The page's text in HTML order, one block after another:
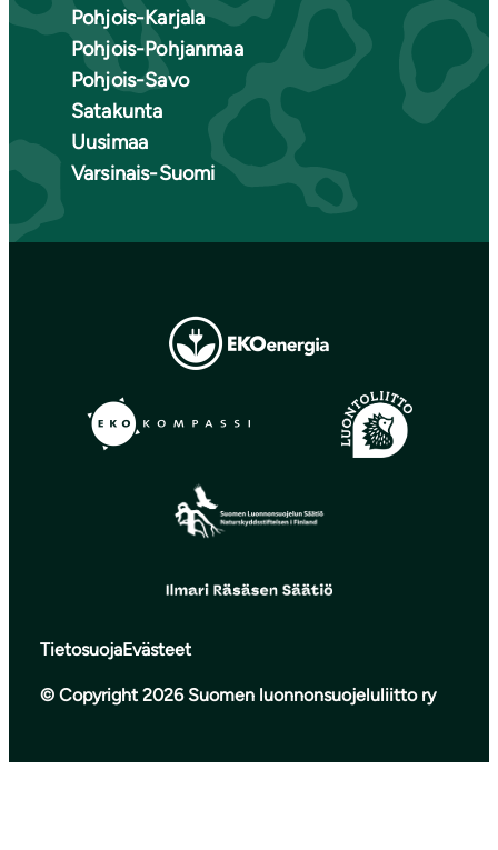
Pohjois-Karjala
Pohjois-Pohjanmaa
Pohjois-Savo
Satakunta
Uusimaa
Varsinais-Suomi
TietosuojaEvästeet
© Copyright 2026 Suomen luonnonsuojeluliitto ry